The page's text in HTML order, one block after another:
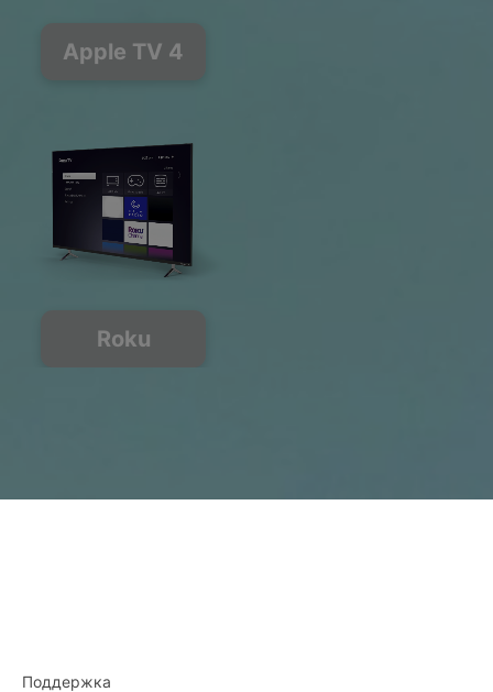
Apple TV 4
Roku
Поддержка